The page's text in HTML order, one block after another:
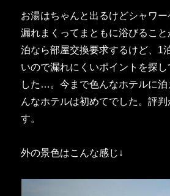
お湯はちゃんと出るけどシャワ
漏れまくってまともに浴びるこ
泊なら部屋交換要求するけど、1
いので漏れにくいポイントを探し
した…。今まで色んなホテルに泊
んなホテルは初めてでした。評
す。
外の景色はこんな感じ↓